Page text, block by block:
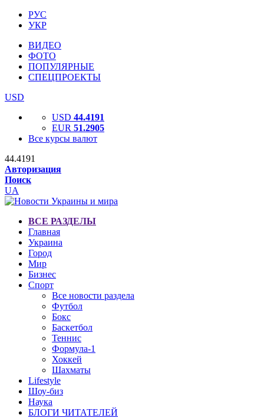
РУС
УКР
ВИДЕО
ФОТО
ПОПУЛЯРНЫЕ
СПЕЦПРОЕКТЫ
USD
USD 44.4191
EUR 51.2905
Все курсы валют
44.4191
Авторизация
Поиск
UA
ВСЕ РАЗДЕЛЫ
Главная
Украина
Город
Мир
Бизнес
Спорт
Все новости раздела
Футбол
Бокс
Баскетбол
Теннис
Формула-1
Хоккей
Шахматы
Lifestyle
Шоу-биз
Наука
БЛОГИ ЧИТАТЕЛЕЙ